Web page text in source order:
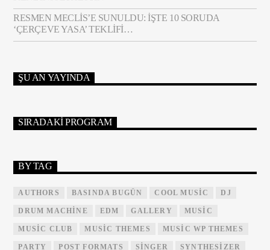
RESMEN MECLIS’E SUNULDU: İŞTE 10 SORUDA
‘ÇERÇEVE YASA’ TEKLIFI…
ŞU AN YAYINDA
SIRADAKI PROGRAM
BY TAG
AUTHORS BASINDA BUGÜN COOL MUSIC DJ
DRUM MACHINE EDM GALLERY MUSIC
MUSIC CLUB MUSIC THEMES MUSIC WP THEMES
PARTY POST FORMATS SINGER SYNTHESIZER